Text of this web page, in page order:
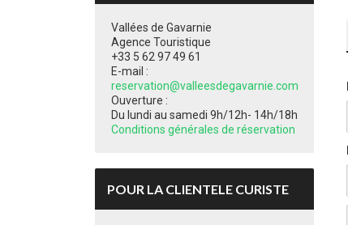
Vallées de Gavarnie
Agence Touristique
+33 5 62 97 49 61
E-mail :
reservation@valleesdegavarnie.com
Ouverture :
Du lundi au samedi 9h/12h- 14h/18h
Conditions générales de réservation
POUR LA CLIENTELE CURISTE